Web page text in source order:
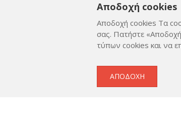
ΟΡΟΙ ΚΑΙ ΠΡΟΫΠΟΘΈΣΕΙΣ
ΠΟΛΙΤΙΚΉ ΑΠΟΡΡΉΤΟΥ
Αποδοχή cookies
Αποδοχή cookies Τα
σας. Πατήστε «Αποδοχή
τύπων cookies και να
ΑΠΟΔΟΧΉ